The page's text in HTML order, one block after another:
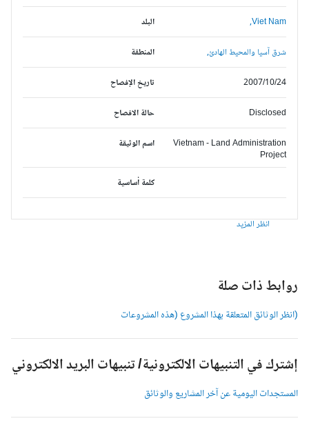
البلد Viet Nam,
المنطقة شرق آسيا والمحيط الهادئ,
تاريخ الإفصاح 2007/10/24
حالة الافصاح Disclosed
اسم الوثيقة
Vietnam - Land Administration
Project
كلمة أساسية
انظر المزيد
روابط ذات صلة
(انظر الوثائق المتعلقة بهذا المشروع (هذه المشروعات
إشترك في التنبيهات الالكترونية/ تنبيهات البريد الالكتروني
المستجدات اليومية عن آخر المشاريع والوثائق